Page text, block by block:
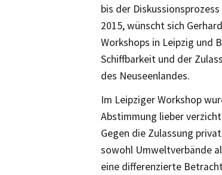
bis der
2015, wünscht sich
Workshops in Leipzig und
Schiffbarkeit und der
des Neuseenlandes.
Im Leipziger Workshop
Abstimmung lieber
Gegen die Zulassung
sowohl Umweltverbände
eine differenzierte